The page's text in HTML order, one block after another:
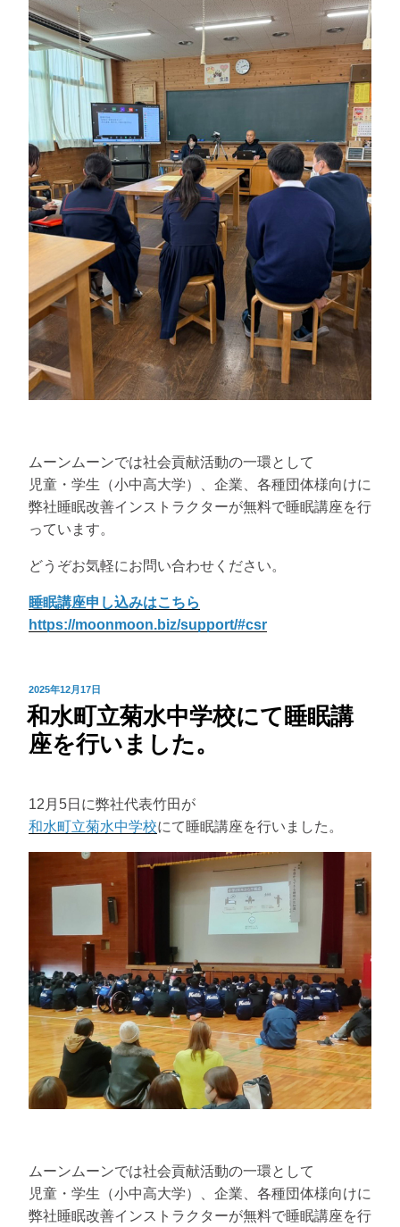
ムーンムーンでは社会貢献活動の一環として
児童・学生（小中高大学）、企業、各種団体様向けに
弊社睡眠改善インストラクターが無料で睡眠講座を行
っています。
どうぞお気軽にお問い合わせください。
睡眠講座申し込みはこちら
https://moonmoon.biz/support/#csr
投
稿
日:
2025年12月17日
和水町立菊水中学校にて睡眠講
座を行いました。
12月5日に弊社代表竹田が
和水町立菊水中学校にて睡眠講座を行いました。
ムーンムーンでは社会貢献活動の一環として
児童・学生（小中高大学）、企業、各種団体様向けに
弊社睡眠改善インストラクターが無料で睡眠講座を行